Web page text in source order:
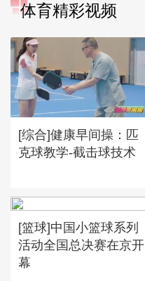
体育精彩视频
[综合]健康早间操：匹
克球教学-截击球技术
[篮球]中国小篮球系列
活动全国总决赛在京开
幕